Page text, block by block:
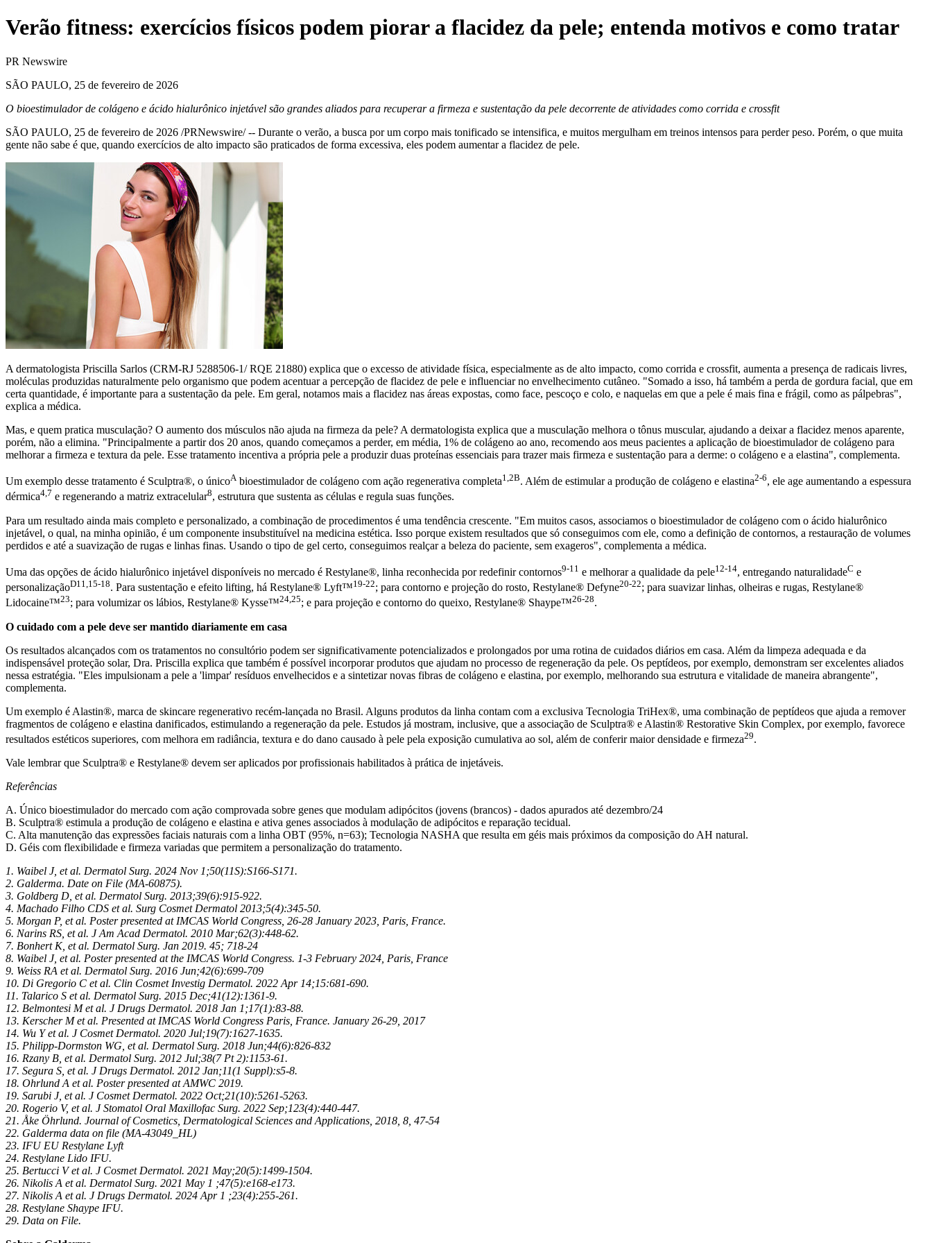
Verão fitness: exercícios físicos podem piorar a flacidez da pele; entenda motivos e como tratar
PR Newswire
SÃO PAULO, 25 de fevereiro de 2026
O bioestimulador de colágeno e ácido hialurônico injetável são grandes aliados para recuperar a firmeza e sustentação da pele decorrente de atividades como corrida e crossfit
SÃO PAULO, 25 de fevereiro de 2026 /PRNewswire/ -- Durante o verão, a busca por um corpo mais tonificado se intensifica, e muitos mergulham em treinos intensos para perder peso. Porém, o que muita
gente não sabe é que, quando exercícios de alto impacto são praticados de forma excessiva, eles podem aumentar a flacidez de pele.
A dermatologista Priscilla Sarlos (CRM-RJ 5288506-1/ RQE 21880) explica que o excesso de atividade física, especialmente as de alto impacto, como corrida e crossfit, aumenta a presença de radicais livres,
moléculas produzidas naturalmente pelo organismo que podem acentuar a percepção de flacidez de pele e influenciar no envelhecimento cutâneo. "Somado a isso, há também a perda de gordura facial, que em
certa quantidade, é importante para a sustentação da pele. Em geral, notamos mais a flacidez nas áreas expostas, como face, pescoço e colo, e naquelas em que a pele é mais fina e frágil, como as pálpebras",
explica a médica.
Mas, e quem pratica musculação? O aumento dos músculos não ajuda na firmeza da pele? A dermatologista explica que a musculação melhora o tônus muscular, ajudando a deixar a flacidez menos aparente,
porém, não a elimina. "Principalmente a partir dos 20 anos, quando começamos a perder, em média, 1% de colágeno ao ano, recomendo aos meus pacientes a aplicação de bioestimulador de colágeno para
melhorar a firmeza e textura da pele. Esse tratamento incentiva a própria pele a produzir duas proteínas essenciais para trazer mais firmeza e sustentação para a derme: o colágeno e a elastina", complementa.
Um exemplo desse tratamento é Sculptra®, o únicoAbioestimulador de colágeno com ação regenerativa completa1,2B. Além de estimular a produção de colágeno e elastina2-6, ele age aumentando a espessura
dérmica4,7 e regenerando a matriz extracelular8, estrutura que sustenta as células e regula suas funções.
Para um resultado ainda mais completo e personalizado, a combinação de procedimentos é uma tendência crescente. "Em muitos casos, associamos o bioestimulador de colágeno com o ácido hialurônico
injetável, o qual, na minha opinião, é um componente insubstituível na medicina estética. Isso porque existem resultados que só conseguimos com ele, como a definição de contornos, a restauração de volumes
perdidos e até a suavização de rugas e linhas finas. Usando o tipo de gel certo, conseguimos realçar a beleza do paciente, sem exageros", complementa a médica.
Uma das opções de ácido hialurônico injetável disponíveis no mercado é Restylane®, linha reconhecida por redefinir contornos9-11 e melhorar a qualidade da pele12-14, entregando naturalidadeC e
personalizaçãoD11,15-18. Para sustentação e efeito lifting, há Restylane® Lyft™19-22; para contorno e projeção do rosto, Restylane® Defyne20-22; para suavizar linhas, olheiras e rugas, Restylane®
Lidocaine™23; para volumizar os lábios, Restylane® Kysse™24,25; e para projeção e contorno do queixo, Restylane® Shaype™26-28.
O cuidado com a pele deve ser mantido diariamente em casa
Os resultados alcançados com os tratamentos no consultório podem ser significativamente potencializados e prolongados por uma rotina de cuidados diários em casa. Além da limpeza adequada e da
indispensável proteção solar, Dra. Priscilla explica que também é possível incorporar produtos que ajudam no processo de regeneração da pele. Os peptídeos, por exemplo, demonstram ser excelentes aliados
nessa estratégia. "Eles impulsionam a pele a 'limpar' resíduos envelhecidos e a sintetizar novas fibras de colágeno e elastina, por exemplo, melhorando sua estrutura e vitalidade de maneira abrangente",
complementa.
Um exemplo é Alastin®, marca de skincare regenerativo recém-lançada no Brasil. Alguns produtos da linha contam com a exclusiva Tecnologia TriHex®, uma combinação de peptídeos que ajuda a remover
fragmentos de colágeno e elastina danificados, estimulando a regeneração da pele. Estudos já mostram, inclusive, que a associação de Sculptra® e Alastin® Restorative Skin Complex, por exemplo, favorece
resultados estéticos superiores, com melhora em radiância, textura e do dano causado à pele pela exposição cumulativa ao sol, além de conferir maior densidade e firmeza29.
Vale lembrar que Sculptra® e Restylane® devem ser aplicados por profissionais habilitados à prática de injetáveis.
Referências
A. Único bioestimulador do mercado com ação comprovada sobre genes que modulam adipócitos (jovens (brancos) - dados apurados até dezembro/24
B. Sculptra® estimula a produção de colágeno e elastina e ativa genes associados à modulação de adipócitos e reparação tecidual.
C. Alta manutenção das expressões faciais naturais com a linha OBT (95%, n=63); Tecnologia NASHA que resulta em géis mais próximos da composição do AH natural.
D. Géis com flexibilidade e firmeza variadas que permitem a personalização do tratamento.
1. Waibel J, et al. Dermatol Surg. 2024 Nov 1;50(11S):S166-S171.
2. Galderma. Date on File (MA-60875).
3. Goldberg D, et al. Dermatol Surg. 2013;39(6):915-922.
4. Machado Filho CDS et al. Surg Cosmet Dermatol 2013;5(4):345-50.
5. Morgan P, et al. Poster presented at IMCAS World Congress, 26-28 January 2023, Paris, France.
6. Narins RS, et al. J Am Acad Dermatol. 2010 Mar;62(3):448-62.
7. Bonhert K, et al. Dermatol Surg. Jan 2019. 45; 718-24
8. Waibel J, et al. Poster presented at the IMCAS World Congress. 1-3 February 2024, Paris, France
9. Weiss RA et al. Dermatol Surg. 2016 Jun;42(6):699-709
10. Di Gregorio C et al. Clin Cosmet Investig Dermatol. 2022 Apr 14;15:681-690.
11. Talarico S et al. Dermatol Surg. 2015 Dec;41(12):1361-9.
12. Belmontesi M et al. J Drugs Dermatol. 2018 Jan 1;17(1):83-88.
13. Kerscher M et al. Presented at IMCAS World Congress Paris, France. January 26-29, 2017
14. Wu Y et al. J Cosmet Dermatol. 2020 Jul;19(7):1627-1635.
15. Philipp-Dormston WG, et al. Dermatol Surg. 2018 Jun;44(6):826-832
16. Rzany B, et al. Dermatol Surg. 2012 Jul;38(7 Pt 2):1153-61.
17. Segura S, et al. J Drugs Dermatol. 2012 Jan;11(1 Suppl):s5-8.
18. Ohrlund A et al. Poster presented at AMWC 2019.
19. Sarubi J, et al. J Cosmet Dermatol. 2022 Oct;21(10):5261-5263.
20. Rogerio V, et al. J Stomatol Oral Maxillofac Surg. 2022 Sep;123(4):440-447.
21. Åke Öhrlund. Journal of Cosmetics, Dermatological Sciences and Applications, 2018, 8, 47-54
22. Galderma data on file (MA-43049_HL)
23. IFU EU Restylane Lyft
24. Restylane Lido IFU.
25. Bertucci V et al. J Cosmet Dermatol. 2021 May;20(5):1499-1504.
26. Nikolis A et al. Dermatol Surg. 2021 May 1 ;47(5):e168-e173.
27. Nikolis A et al. J Drugs Dermatol. 2024 Apr 1 ;23(4):255-261.
28. Restylane Shaype IFU.
29. Data on File.